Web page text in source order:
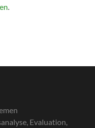
.
Evaluation,